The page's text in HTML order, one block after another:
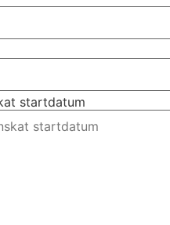
startdatum